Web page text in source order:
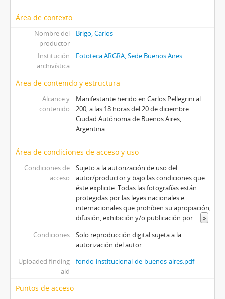
Área de contexto
Nombre del
productor
Brigo, Carlos
Institución
archivística
Fototeca ARGRA, Sede Buenos Aires
Área de contenido y estructura
Alcance y
contenido
Manifestante herido en Carlos Pellegrini al
200, a las 18 horas del 20 de diciembre.
Ciudad Autónoma de Buenos Aires,
Argentina.
Área de condiciones de acceso y uso
Condiciones de
acceso
Sujeto a la autorización de uso del
autor/productor y bajo las condiciones que
éste explicite. Todas las fotografías están
protegidas por las leyes nacionales e
internacionales que prohíben su apropiación,
difusión, exhibición y/o publicación por ... »
Condiciones
Solo reproducción digital sujeta a la
autorización del autor.
Uploaded finding
aid
fondo-institucional-de-buenos-aires.pdf
Puntos de acceso